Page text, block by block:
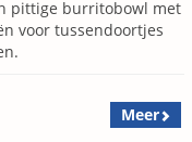
pittige burritobowl met
voor tussendoortjes
Meer